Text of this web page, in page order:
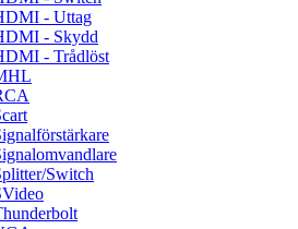
- Uttag
- Skydd
- Trådlöst
Switch